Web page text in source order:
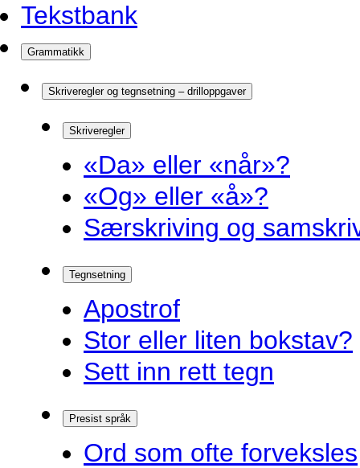
Tekstbank
Grammatikk
Skriveregler og tegnsetning – drilloppgaver
Skriveregler
«Da» eller «når»?
«Og» eller «å»?
Særskriving og
Tegnsetning
Apostrof
Stor eller liten bokstav?
Sett inn rett tegn
Presist språk
Ord som ofte forveksles